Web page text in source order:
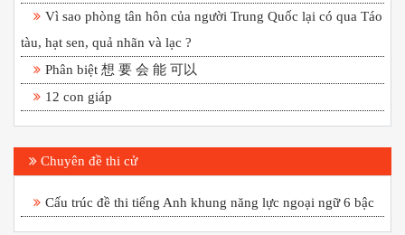
Vì sao phòng tân hôn của người Trung Quốc lại có qua Táo
tàu, hạt sen, quả nhãn và lạc ?
Phân biệt 想 要 会 能 可以
12 con giáp
Chuyên đề thi cử
Cấu trúc đề thi tiếng Anh khung năng lực ngoại ngữ 6 bậc